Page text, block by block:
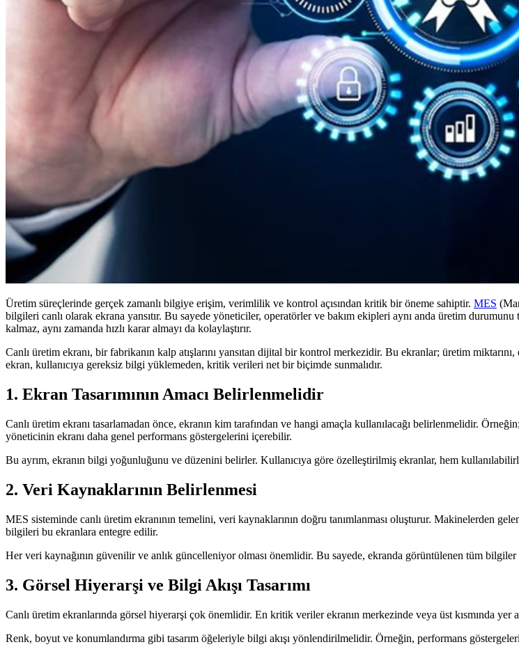
Üretim süreçlerinde gerçek zamanlı bilgiye erişim, verimlilik ve kontrol açısından kritik bir öneme sahiptir. MES
bilgileri canlı olarak ekrana yansıtır. Bu sayede yöneticiler, operatörler ve bakım ekipleri aynı anda üretim
kalmaz, aynı zamanda hızlı karar almayı da kolaylaştırır.
Canlı üretim ekranı, bir fabrikanın kalp atışlarını yansıtan dijital bir kontrol merkezidir. Bu ekranlar; üretim
ekran, kullanıcıya gereksiz bilgi yüklemeden, kritik verileri net bir biçimde sunmalıdır.
1. Ekran Tasarımının Amacı Belirlenmelidir
Canlı üretim ekranı tasarlamadan önce, ekranın kim tarafından ve hangi amaçla kullanılacağı belirlenmelidir.
yöneticinin ekranı daha genel performans göstergelerini içerebilir.
Bu ayrım, ekranın bilgi yoğunluğunu ve düzenini belirler. Kullanıcıya göre özelleştirilmiş ekranlar, hem
2. Veri Kaynaklarının Belirlenmesi
MES sisteminde canlı üretim ekranının temelini, veri kaynaklarının doğru tanımlanması oluşturur. Makinelerden
bilgileri bu ekranlara entegre edilir.
Her veri kaynağının güvenilir ve anlık güncelleniyor olması önemlidir. Bu sayede, ekranda görüntülenen tüm
3. Görsel Hiyerarşi ve Bilgi Akışı Tasarımı
Canlı üretim ekranlarında görsel hiyerarşi çok önemlidir. En kritik veriler ekranın merkezinde veya üst kısmında yer
Renk, boyut ve konumlandırma gibi tasarım öğeleriyle bilgi akışı yönlendirilmelidir. Örneğin, performans